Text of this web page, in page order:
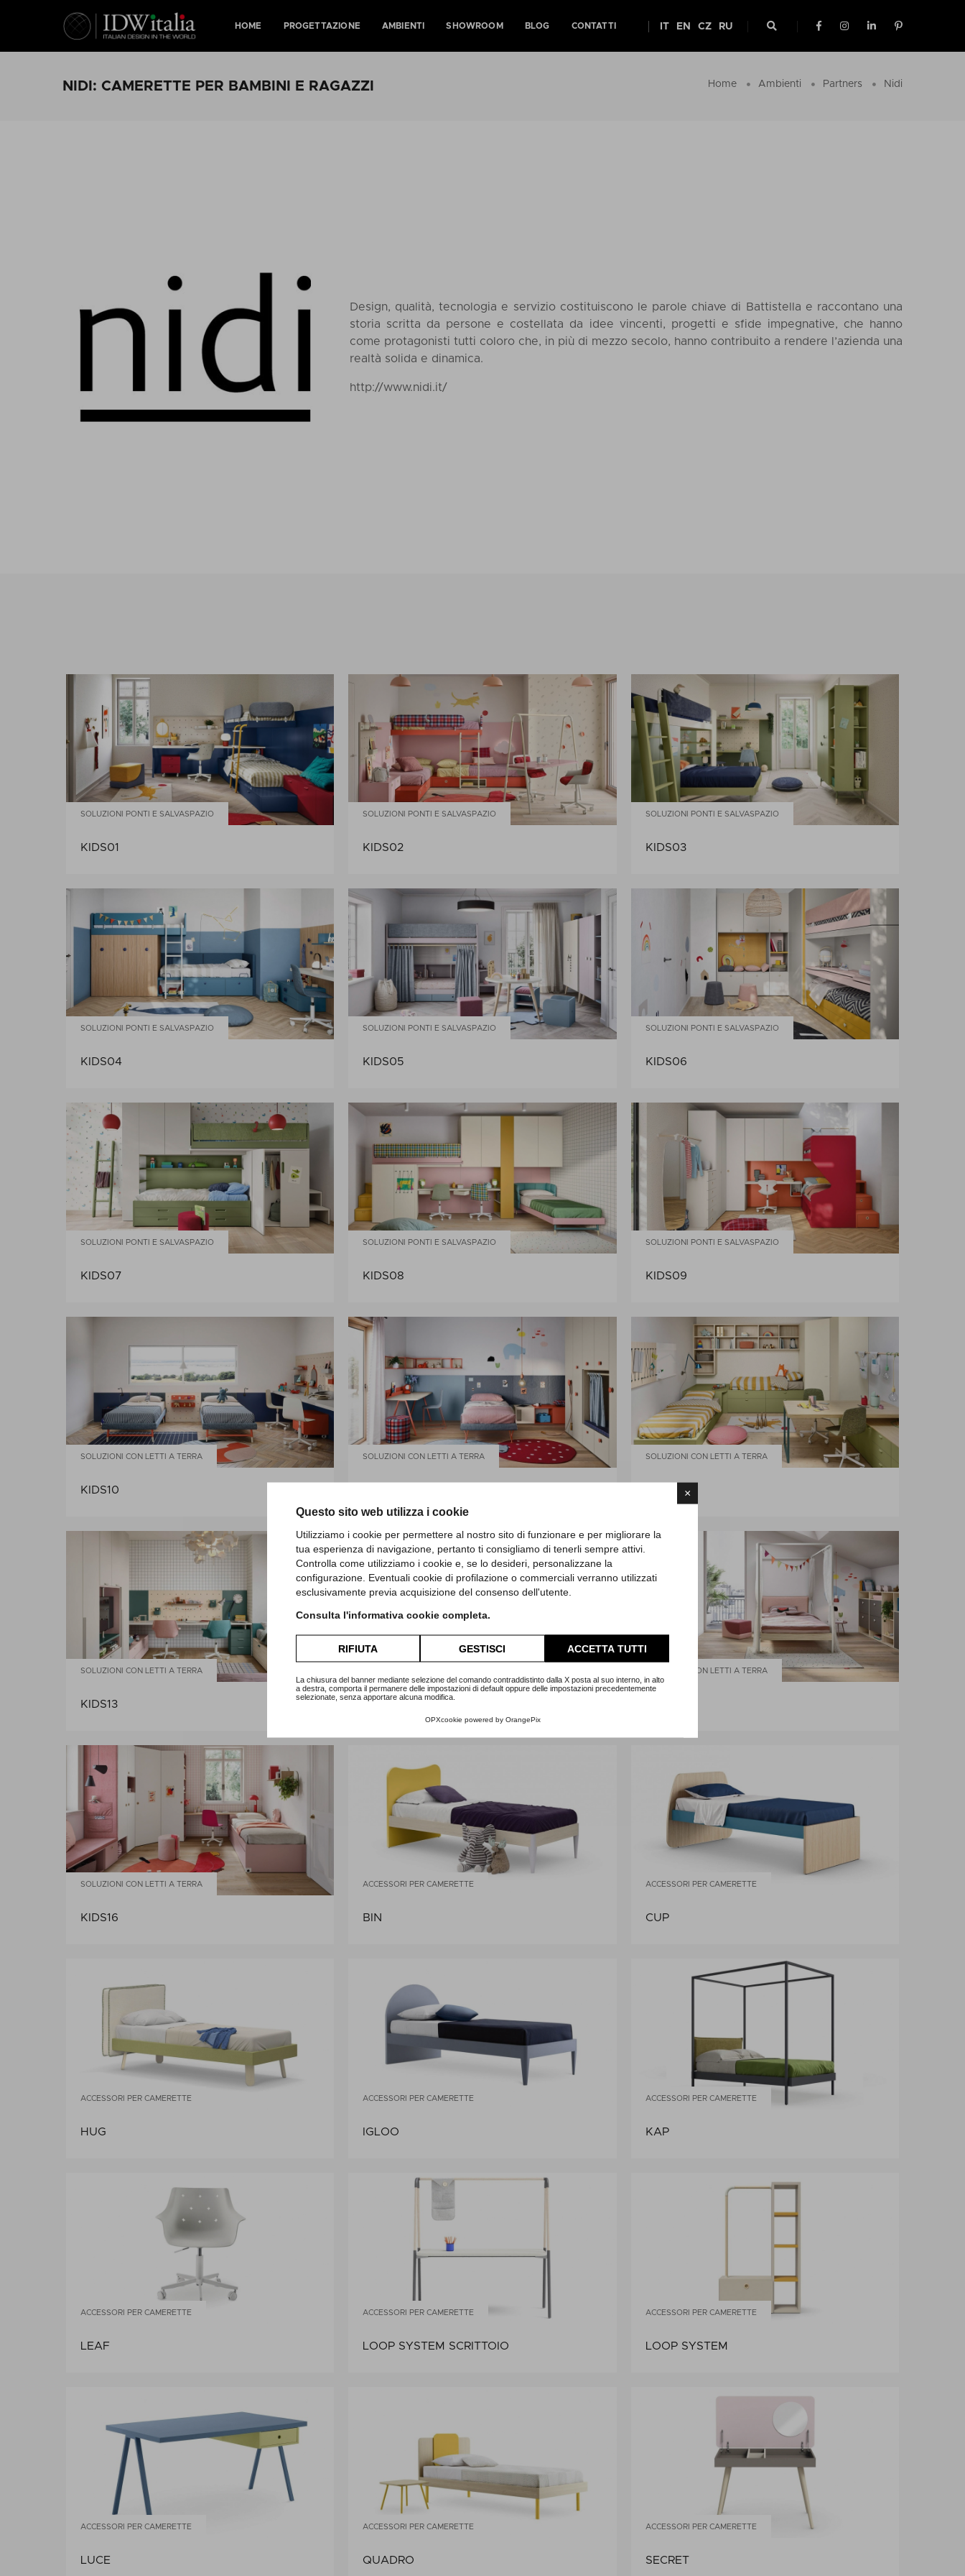
×
Questo sito web utilizza i cookie
Utilizziamo i cookie per permettere al nostro sito di funzionare e per migliorare la
tua esperienza di navigazione, pertanto ti consigliamo di tenerli sempre attivi.
Controlla come utilizziamo i cookie e, se lo desideri, personalizzane la
configurazione. Eventuali cookie di profilazione o commerciali verranno utilizzati
esclusivamente previa acquisizione del consenso dell'utente.
Consulta l'informativa cookie completa.
RIFIUTA GESTISCI ACCETTA TUTTI
La chiusura del banner mediante selezione del comando contraddistinto dalla X posta al suo interno, in alto
a destra, comporta il permanere delle impostazioni di default oppure delle impostazioni precedentemente
selezionate, senza apportare alcuna modifica.
OPXcookie powered by OrangePix
HOME PROGETTAZIONE AMBIENTI SHOWROOM BLOG CONTATTI IT EN CZ RU
NIDI: CAMERETTE PER BAMBINI E RAGAZZI Home Ambienti Partners Nidi
Design, qualità, tecnologia e servizio costituiscono le parole chiave di Battistella e raccontano una
storia scritta da persone e costellata da idee vincenti, progetti e sfide impegnative, che hanno
come protagonisti tutti coloro che, in più di mezzo secolo, hanno contribuito a rendere l’azienda una
realtà solida e dinamica.
http://www.nidi.it/
SOLUZIONI PONTI E SALVASPAZIO
KIDS01
SOLUZIONI PONTI E SALVASPAZIO
KIDS02
SOLUZIONI PONTI E SALVASPAZIO
KIDS03
SOLUZIONI PONTI E SALVASPAZIO
KIDS04
SOLUZIONI PONTI E SALVASPAZIO
KIDS05
SOLUZIONI PONTI E SALVASPAZIO
KIDS06
SOLUZIONI PONTI E SALVASPAZIO
KIDS07
SOLUZIONI PONTI E SALVASPAZIO
KIDS08
SOLUZIONI PONTI E SALVASPAZIO
KIDS09
SOLUZIONI CON LETTI A TERRA
KIDS10
SOLUZIONI CON LETTI A TERRA SOLUZIONI CON LETTI A TERRA
SOLUZIONI CON LETTI A TERRA
KIDS13 KIDS14
SOLUZIONI CON LETTI A TERRA
SOLUZIONI CON LETTI A TERRA
KIDS16
ACCESSORI PER CAMERETTE
BIN
ACCESSORI PER CAMERETTE
CUP
ACCESSORI PER CAMERETTE
HUG
ACCESSORI PER CAMERETTE
IGLOO
ACCESSORI PER CAMERETTE
KAP
ACCESSORI PER CAMERETTE
LEAF
ACCESSORI PER CAMERETTE
LOOP SYSTEM SCRITTOIO
ACCESSORI PER CAMERETTE
LOOP SYSTEM
ACCESSORI PER CAMERETTE
LUCE
ACCESSORI PER CAMERETTE
QUADRO
ACCESSORI PER CAMERETTE
SECRET